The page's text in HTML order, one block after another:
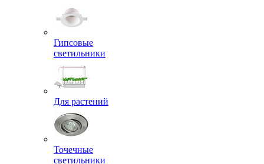
Гипсовые
светильники
Для растений
Точечные
светильники